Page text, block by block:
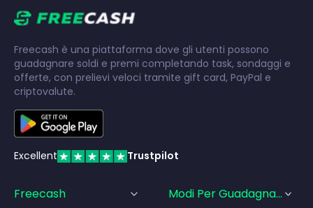
Freecash è una piattaforma dove gli utenti possono
guadagnare soldi e premi completando task, sondaggi e
offerte, con prelievi veloci tramite gift card, PayPal e
criptovalute.
Excellent Trustpilot
Freecash Modi Per Guadagnare